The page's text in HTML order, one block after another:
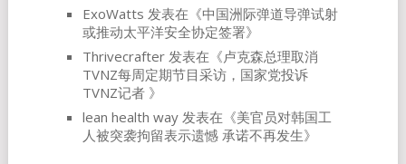
ExoWatts 发表在《中国洲际弹道导弹试射
或推动太平洋安全协定签署》
Thrivecrafter发表在《卢克森总理取消
TVNZ每周定期节目采访，国家党投诉
TVNZ记者 》
lean health way发表在《美官员对韩国工
人被突袭拘留表示遗憾 承诺不再发生》